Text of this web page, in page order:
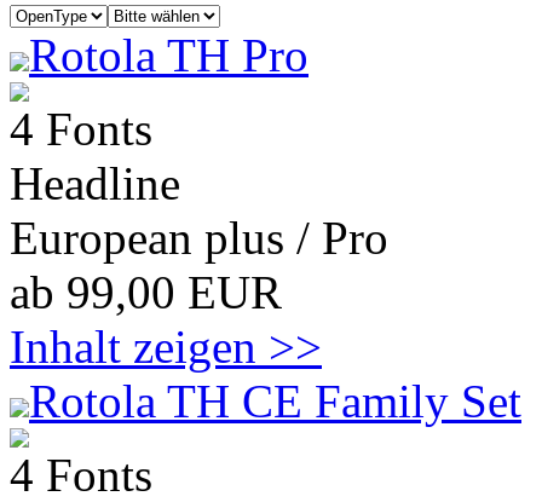
Rotola TH Pro
4 Fonts
Headline
European plus / Pro
ab 99,00 EUR
Inhalt zeigen >>
Rotola TH CE Family Set
4 Fonts